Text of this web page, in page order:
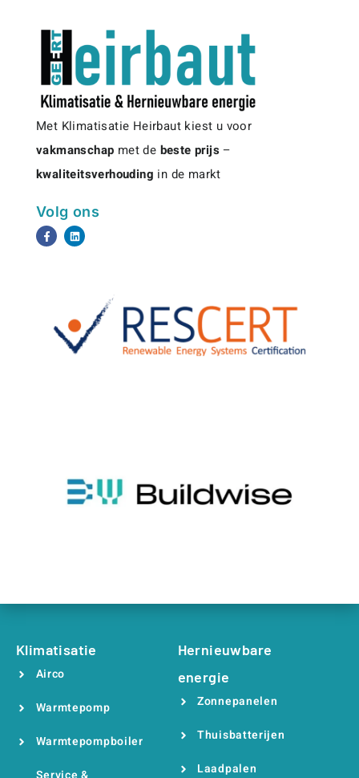
zowel vóór, tijdens als na de werken! Dat geeft ons
energie en voldoening!
Met Klimatisatie Heirbaut kiest u voor
vakmanschap met de beste prijs–
kwaliteitsverhouding in de markt
Volg ons
Klimatisatie
Airco
Warmtepomp
Warmtepompboiler
Hernieuwbare
energie
Zonnepanelen
Thuisbatterijen
Laadpalen